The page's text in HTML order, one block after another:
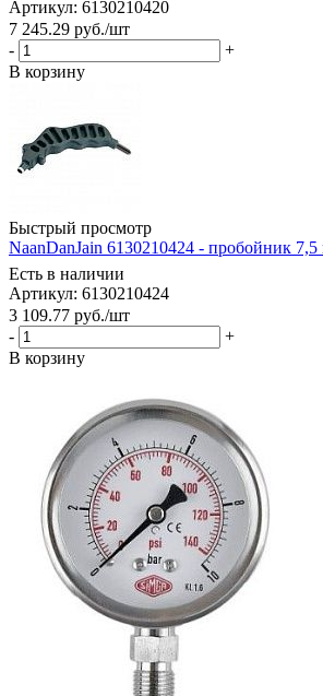
Артикул: 6130210420
7 245.29 руб./шт
-
+
В корзину
Быстрый просмотр
NaanDanJain 6130210424 - пробойник
Есть в наличии
Артикул: 6130210424
3 109.77 руб./шт
-
+
В корзину